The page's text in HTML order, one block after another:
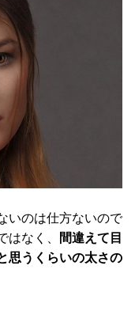
いのは仕方ないので
はなく、
間違えて目
思うくらいの太さの